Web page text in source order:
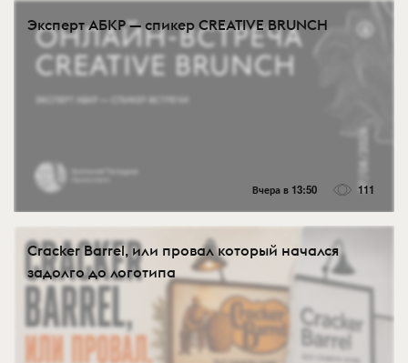
Эксперт АБКР — спикер CREATIVE BRUNCH
Вчера в 13:50 111
Cracker Barrel, или провал который начался
задолго до логотипа